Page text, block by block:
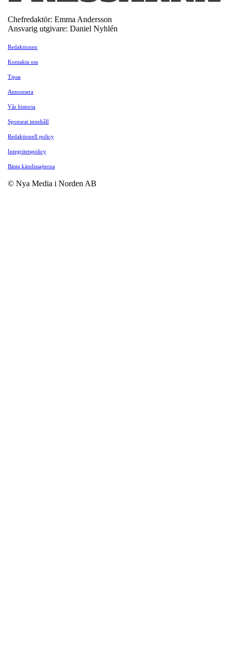
Chefredaktör: Emma Andersson
Ansvarig utgivare: Daniel Nyhlén
Redaktionen
Kontakta oss
Tipsa
Annonsera
Vår historia
Sponsrat innehåll
Redaktionell policy
Integritetspolicy
Bästa kändissajterna
© Nya Media i Norden AB